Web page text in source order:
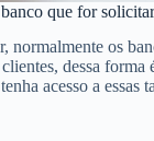
que for
normalmente os
dessa forma
acesso a essas